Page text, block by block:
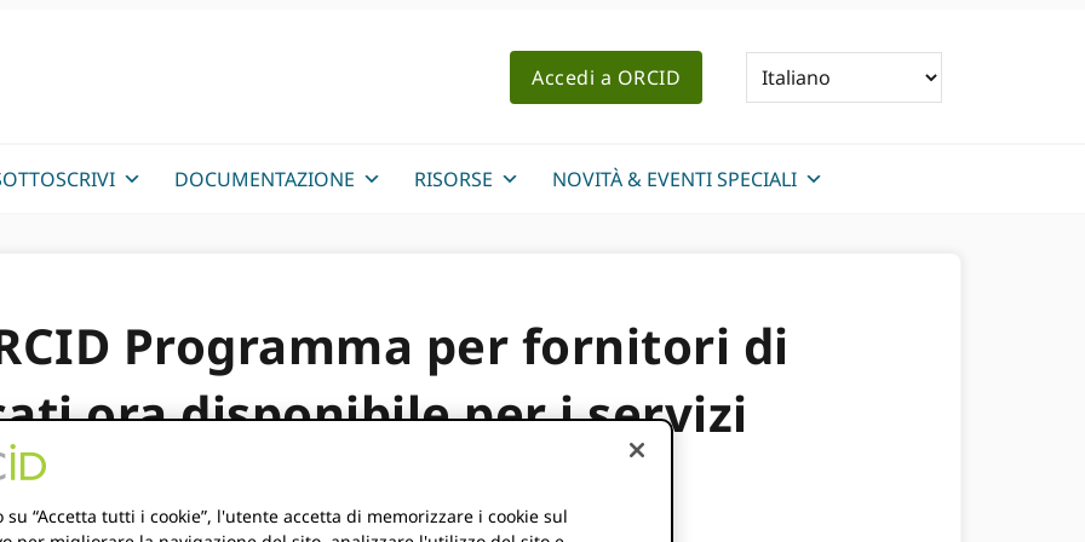
Accedi a ORCID
DOCUMENTAZIONE RISORSE NOVITÀ & EVENTI SPECIALI
Programma per fornitori di
ora disponibile per i servizi
su “Accetta tutti i cookie”, l'utente accetta di memorizzare i cookie sul